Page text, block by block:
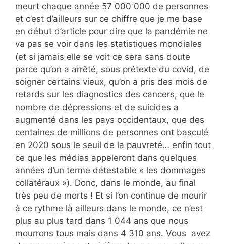
meurt chaque année 57 000 000 de personnes
et c’est d’ailleurs sur ce chiffre que je me base
en début d’article pour dire que la pandémie ne
va pas se voir dans les statistiques mondiales
(et si jamais elle se voit ce sera sans doute
parce qu’on a arrêté, sous prétexte du covid, de
soigner certains vieux, qu’on a pris des mois de
retards sur les diagnostics des cancers, que le
nombre de dépressions et de suicides a
augmenté dans les pays occidentaux, que des
centaines de millions de personnes ont basculé
en 2020 sous le seuil de la pauvreté… enfin tout
ce que les médias appeleront dans quelques
années d’un terme détestable « les dommages
collatéraux »). Donc, dans le monde, au final
très peu de morts ! Et si l’on continue de mourir
à ce rythme là ailleurs dans le monde, ce n’est
plus au plus tard dans 1 044 ans que nous
mourrons tous mais dans 4 310 ans. Vous avez